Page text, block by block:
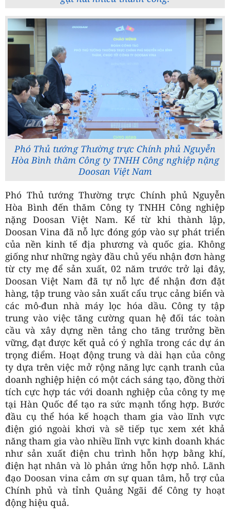
Phó Thủ tướng Thường trực Chính phủ Nguyễn
Hòa Bình thăm Công ty TNHH Công nghiệp nặng
Doosan Việt Nam
Phó Thủ tướng Thường trực Chính phủ Nguyễn
Hòa Bình đến thăm Công ty TNHH Công nghiệp
nặng Doosan Việt Nam. Kể từ khi thành lập,
Doosan Vina đã nỗ lực đóng góp vào sự phát triển
của nền kinh tế địa phương và quốc gia. Không
giống như những ngày đầu chủ yếu nhận đơn hàng
từ cty mẹ để sản xuất, 02 năm trước trở lại đây,
Doosan Việt Nam đã tự nỗ lực để nhận đơn đặt
hàng, tập trung vào sản xuất cẩu trục cảng biển và
các mô-đun nhà máy lọc hóa dầu. Công ty tập
trung vào việc tăng cường quan hệ đối tác toàn
cầu và xây dựng nền tảng cho tăng trưởng bền
vững, đạt được kết quả có ý nghĩa trong các dự án
trọng điểm. Hoạt động trung và dài hạn của công
ty dựa trên việc mở rộng năng lực cạnh tranh của
doanh nghiệp hiện có một cách sáng tạo, đồng thời
tích cực hợp tác với doanh nghiệp của công ty mẹ
tại Hàn Quốc để tạo ra sức mạnh tổng hợp. Bước
đầu cụ thể hóa kế hoạch tham gia vào lĩnh vực
điện gió ngoài khơi và sẽ tiếp tục xem xét khả
năng tham gia vào nhiều lĩnh vực kinh doanh khác
như sản xuất điện chu trình hỗn hợp bằng khí,
điện hạt nhân và lò phản ứng hỗn hợp nhỏ. Lãnh
đạo Doosan vina cảm ơn sự quan tâm, hỗ trợ của
Chính phủ và tỉnh Quảng Ngãi để Công ty hoạt
động hiệu quả.